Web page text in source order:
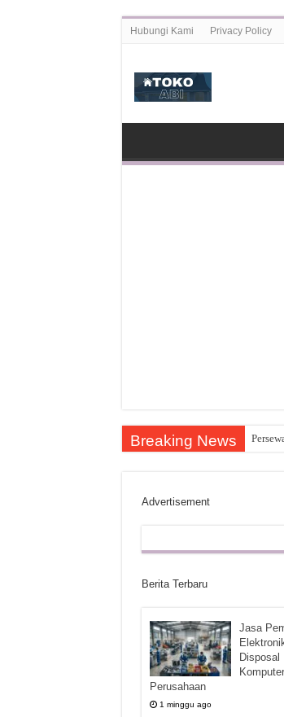
Hubungi Kami Privacy Policy
Breaking News
Advertisement
Berita Terbaru
Jasa
Disposal
Perusahaan
1 minggu ago